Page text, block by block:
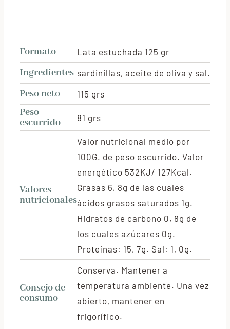
Formato Lata estuchada 125 gr
Ingredientes sardinillas, aceite de oliva y sal.
Peso neto 115 grs
Peso
escurrido
81 grs
Valores
nutricionales
Valor nutricional medio por
100G. de peso escurrido. Valor
energético 532KJ/ 127Kcal.
Grasas 6, 8g de las cuales
ácidos grasos saturados 1g.
Hidratos de carbono 0, 8g de
los cuales azúcares 0g.
Proteínas: 15, 7g. Sal: 1, 0g.
Consejo de
consumo
Conserva. Mantener a
temperatura ambiente. Una vez
abierto, mantener en
frigorífico.